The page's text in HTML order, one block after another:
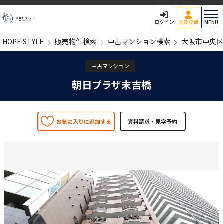
ログイン 会員登録 MENU
HOPE STYLE 販売物件検索 中古マンション検索 大阪市中央
中古マンション
朝日プラザ末吉橋
お気に入りに追加する